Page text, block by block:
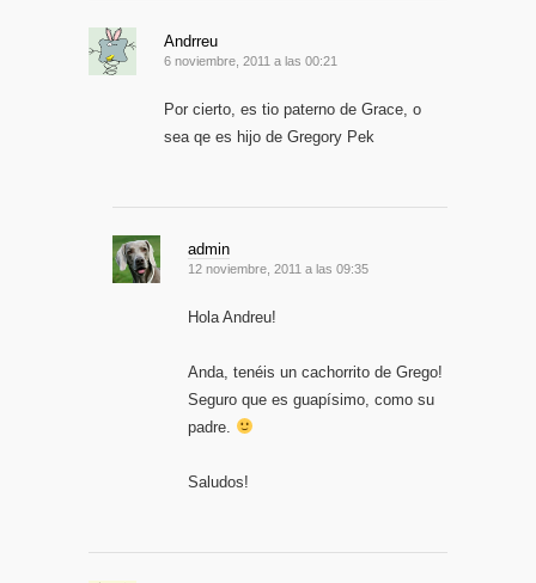
Andrreu
6 noviembre, 2011 a las 00:21
Por cierto, es tio paterno de Grace, o
sea qe es hijo de Gregory Pek
admin
12 noviembre, 2011 a las 09:35
Hola Andreu!
Anda, tenéis un cachorrito de Grego!
Seguro que es guapísimo, como su
padre.
Saludos!